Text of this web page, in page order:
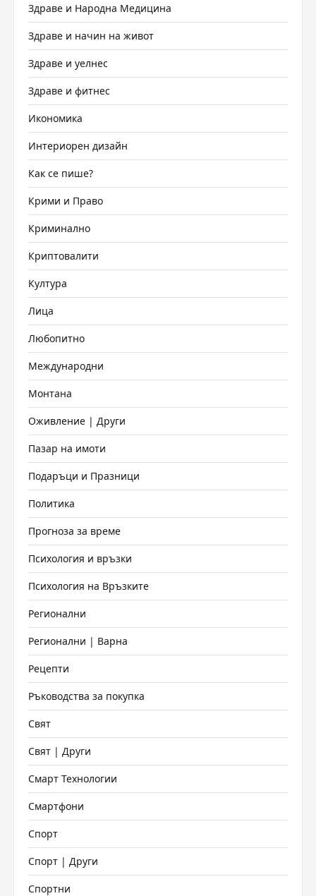
Здраве и Народна Медицина
Здраве и начин на живот
Здраве и уелнес
Здраве и фитнес
Икономика
Интериорен дизайн
Как се пише?
Крими и Право
Криминално
Криптовалити
Култура
Лица
Любопитно
Международни
Монтана
Оживление | Други
Пазар на имоти
Подаръци и Празници
Политика
Прогноза за време
Психология и връзки
Психология на Връзките
Регионални
Регионални | Варна
Рецепти
Ръководства за покупка
Свят
Свят | Други
Смарт Технологии
Смартфони
Спорт
Спорт | Други
Спортни